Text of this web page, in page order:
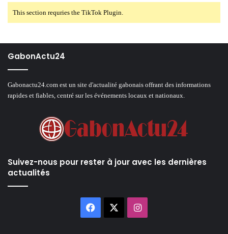
This section requries the TikTok Plugin.
GabonActu24
Gabonactu24.com est un site d'actualité gabonais offrant des informations
rapides et fiables, centré sur les événements locaux et nationaux.
Suivez-nous pour rester à jour avec les dernières
actualités
Facebook Instagram